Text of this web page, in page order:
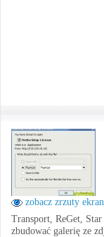
zobacz zrzuty
Transport, ReGet,
zbudować galerię ze